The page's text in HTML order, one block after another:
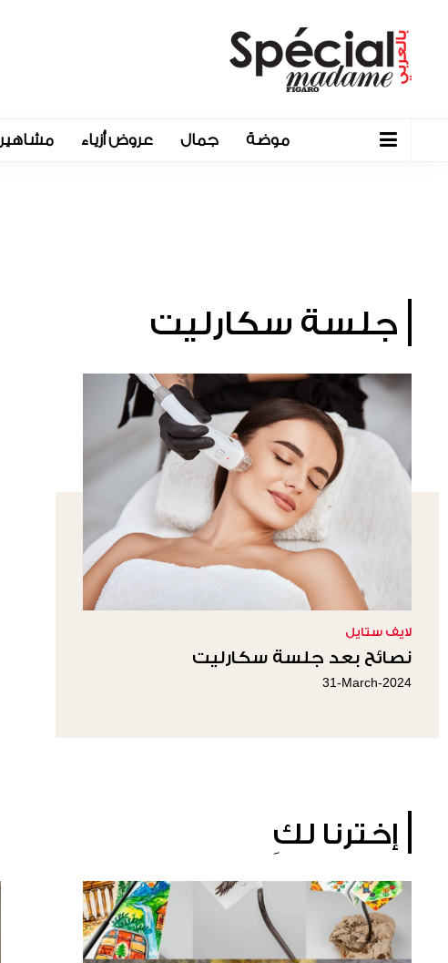
موضة جمال عروض أزياء مشاهير
جلسة سكارليت
لايف ستايل
نصائح بعد جلسة سكارليت
31-March-2024
إخترنا لكِ